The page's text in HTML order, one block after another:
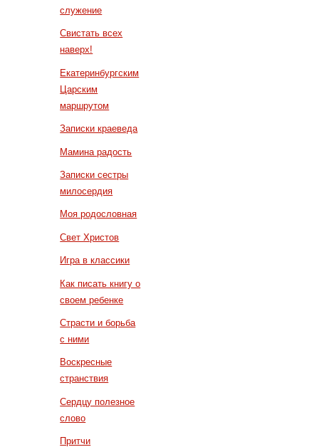
служение
Свистать всех
наверх!
Екатеринбургским
Царским
маршрутом
Записки краеведа
Мамина радость
Записки сестры
милосердия
Моя родословная
Свет Христов
Игра в классики
Как писать книгу о
своем ребенке
Страсти и борьба
с ними
Воскресные
странствия
Сердцу полезное
слово
Притчи